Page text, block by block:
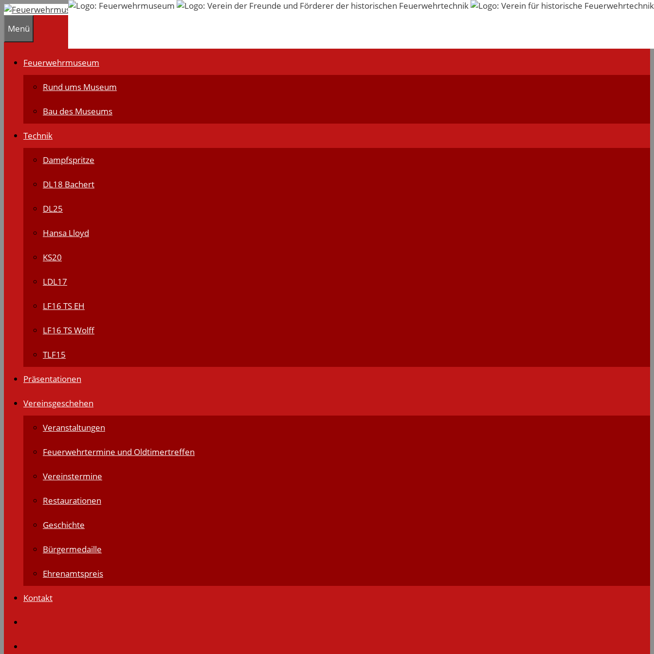
Zum
springen
Menü
Feuerwehrmuseum
Rund ums Museum
Bau des Museums
Technik
Dampfspritze
DL18 Bachert
DL25
Hansa Lloyd
KS20
LDL17
LF16 TS EH
LF16 TS Wolff
TLF15
Präsentationen
Vereinsgeschehen
Veranstaltungen
Feuerwehrtermine und Oldtimertreffen
Vereinstermine
Restaurationen
Geschichte
Bürgermedaille
Ehrenamtspreis
Kontakt